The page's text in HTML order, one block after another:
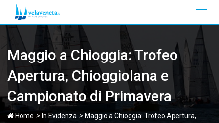
content
Maggio a Chioggia: Trofeo
Apertura, Chioggiolana e
Campionato di Primavera
Home > In Evidenza > Maggio a Chioggia: Trofeo Apertura,